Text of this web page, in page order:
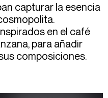
capturar la esencia
en el café
para añadir
composiciones.